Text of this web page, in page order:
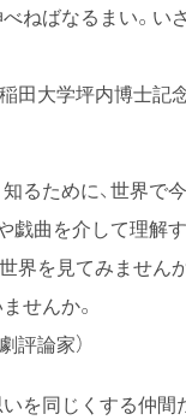
ねばなるまい。い
稲田大学坪内博士記
るために、世界で
戯曲を介して理解
界を見てみません
せんか。
評論家）
を同じくする仲間